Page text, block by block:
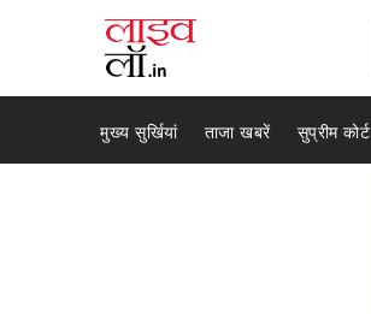
मुख्य सुर्खियां ताजा खबरें सुप्रीम कोर्ट